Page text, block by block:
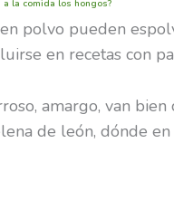
a la comida los hongos?
polvo pueden
en recetas con
amargo, van
de león, dónde